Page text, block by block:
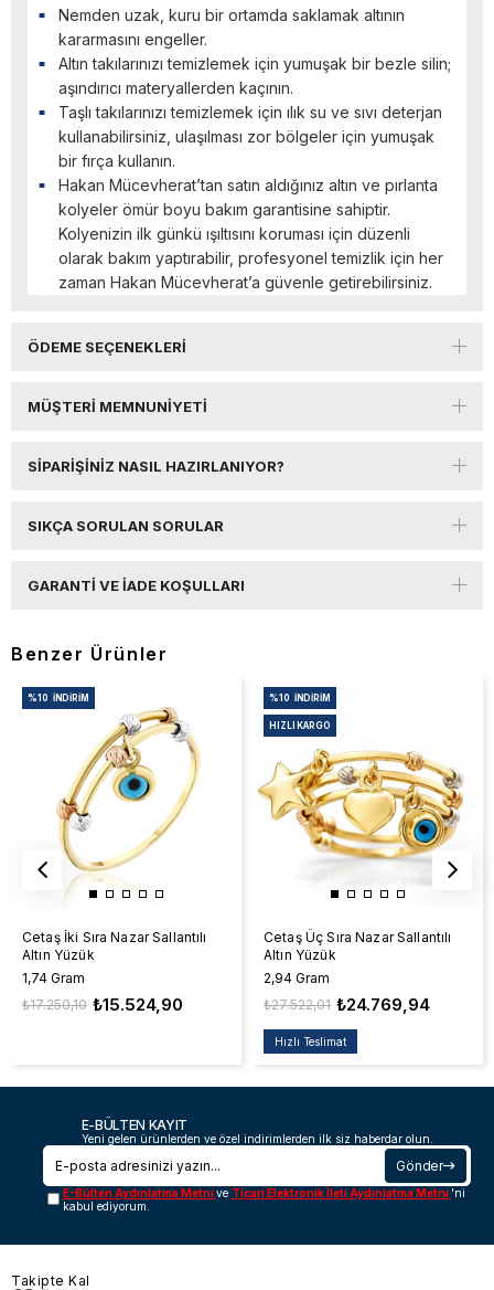
Nemden uzak, kuru bir ortamda saklamak altının
kararmasını engeller.
Altın takılarınızı temizlemek için yumuşak bir bezle silin;
aşındırıcı materyallerden kaçının.
Taşlı takılarınızı temizlemek için ılık su ve sıvı deterjan
kullanabilirsiniz, ulaşılması zor bölgeler için yumuşak
bir fırça kullanın.
Hakan Mücevherat’tan satın aldığınız altın ve pırlanta
kolyeler ömür boyu bakım garantisine sahiptir.
Kolyenizin ilk günkü ışıltısını koruması için düzenli
olarak bakım yaptırabilir, profesyonel temizlik için her
zaman Hakan Mücevherat’a güvenle getirebilirsiniz.
ÖDEME SEÇENEKLERI
MÜŞTERI MEMNUNIYETI
SIPARIŞINIZ NASIL HAZIRLANIYOR?
SIKÇA SORULAN SORULAR
GARANTI VE İADE KOŞULLARI
Benzer Ürünler
Cetaş İki Sıra Nazar Sallantılı
Altın Yüzük
1,74 Gram
₺15.524,90
₺17.250,10
%10 İNDIRIM
Cetaş Üç Sıra Nazar Sallantılı
Altın Yüzük
2,94 Gram
₺24.769,94
₺27.522,01
Hızlı Teslimat
%10 İNDIRIM
HIZLI KARGO
E-BÜLTEN KAYIT
Yeni gelen ürünlerden ve özel indirimlerden ilk siz haberdar olun.
Gönder
E-Bülten Aydınlatma Metnive Ticari Elektronik İleti Aydınlatma Metni 'ni
kabul ediyorum.
Takipte Kal